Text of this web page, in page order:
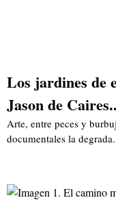
Los jardines de
Jason de
Arte, entre peces y
documentales la